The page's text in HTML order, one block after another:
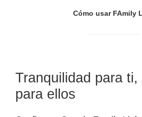
Cómo usar FAmily
Tranquilidad para ti,
para ellos